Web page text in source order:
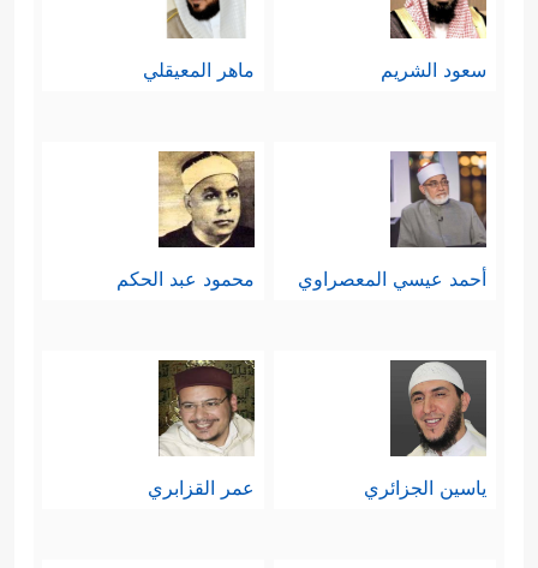
سعود الشريم ماهر المعيقلي
أحمد عيسي المعصراوي محمود عبد الحكم
ياسين الجزائري عمر القزابري